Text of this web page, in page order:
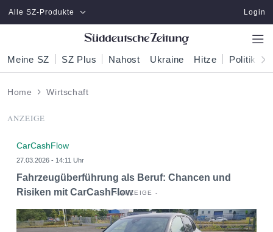
Zum Hauptinhalt springen
Alle SZ-Produkte Login
Meine SZ SZ Plus Nahost Ukraine Hitze Politik
Home Wirtschaft
ANZEIGE
CarCashFlow
27.03.2026 - 14:11 Uhr
Fahrzeugüberführung als Beruf: Chancen und
Risiken mit CarCashFlow